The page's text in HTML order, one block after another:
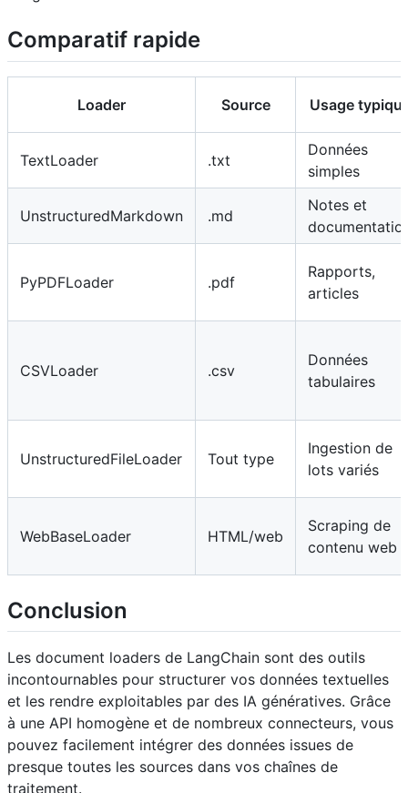
Comparatif rapide
Loader Source Usage
TextLoader .txt
Données
simples
UnstructuredMarkdown .md
Notes et
PyPDFLoader .pdf
Rapports,
articles
CSVLoader .csv
Données
tabulaires
UnstructuredFileLoader Tout type
Ingestion de
lots variés
WebBaseLoader HTML/web
Scraping de
contenu web
Conclusion
Les document loaders de LangChain sont des outils
incontournables pour structurer vos données textuelles
et les rendre exploitables par des IA génératives. Grâce
à une API homogène et de nombreux connecteurs, vous
pouvez facilement intégrer des données issues de
presque toutes les sources dans vos chaînes de
traitement.